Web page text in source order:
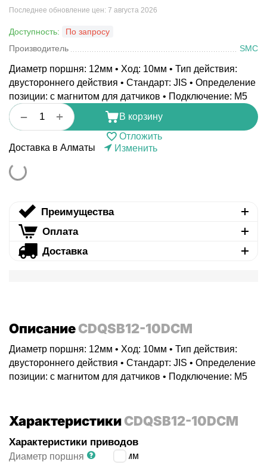
Последнее обновление цен: 7 августа 2026
Доступность:
По запросу
Производитель
SMC
Диаметр поршня: 12мм • Ход: 10мм • Тип действия:
двустороннего действия • Стандарт: JIS • Определение
позиции: с магнитом для датчиков • Подключение: M5
+
−
В корзину
Отложить
Доставка в Алматы
Изменить
Преимущества
Оплата
Доставка
ОписаниеCDQSB12-10DCM
Диаметр поршня: 12мм • Ход: 10мм • Тип действия:
двустороннего действия • Стандарт: JIS • Определение
позиции: с магнитом для датчиков • Подключение: M5
ХарактеристикиCDQSB12-10DCM
Характеристики приводов
Диаметр поршня
мм